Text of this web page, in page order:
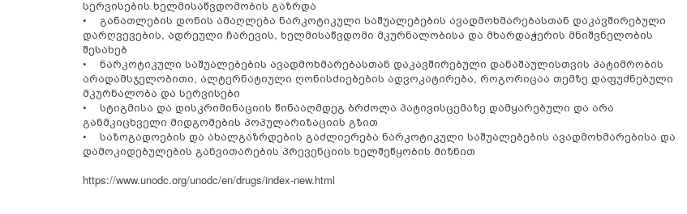
სერვისების ხელმისაწვდომობის გაზრდა
• განათლების დონის ამაღლება ნარკოტიკული საშუალებების ავადმოხმარებასთან დაკავშირებული
დარღვევების, ადრეული ჩარევის, ხელმისაწვდომი მკურნალობისა და მხარდაჭერის მნიშვნელობის
შესახებ
• ნარკოტიკული საშუალებების ავადმოხმარებასთან დაკავშირებული დანაშაულისთვის პატიმრობის
არადამსჯელობითი, ალტერნატიული ღონისძიებების ადვოკატირება, როგორიცაა თემზე დაფუძნებული
მკურნალობა და სერვისები
• სტიგმისა და დისკრიმინაციის წინააღმდეგ ბრძოლა პატივისცემაზე დამყარებული და არა
განმკიცხველი მიდგომების პოპულარიზაციის გზით
• საზოგადოების და ახალგაზრდების გაძლიერება ნარკოტიკული საშუალებების ავადმოხმარებისა და
დამოკიდებულების განვითარების პრევენციის ხელშეწყობის მიზნით
https://www.unodc.org/unodc/en/drugs/index-new.html